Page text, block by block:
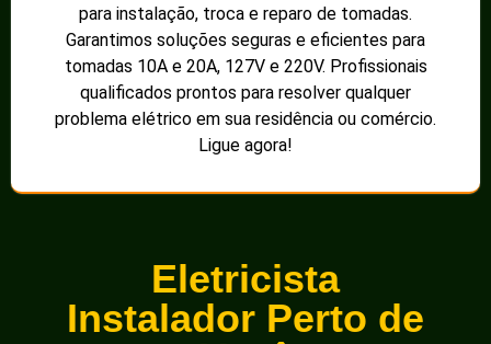
para instalação, troca e reparo de tomadas.
Garantimos soluções seguras e eficientes para
tomadas 10A e 20A, 127V e 220V. Profissionais
qualificados prontos para resolver qualquer
problema elétrico em sua residência ou comércio.
Ligue agora!
Eletricista
Instalador Perto de